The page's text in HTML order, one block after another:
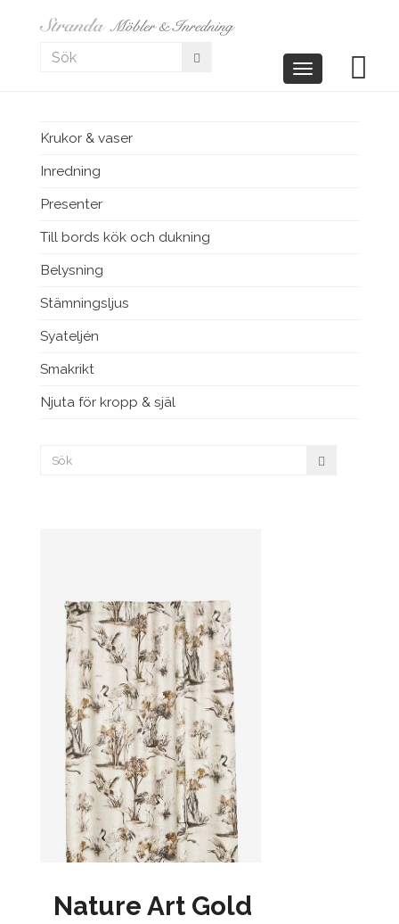
Toggle
Krukor & vaser
Inredning
Presenter
Till bords kök och dukning
Belysning
Stämningsljus
Syateljén
Smakrikt
Njuta för kropp & själ
Nature Art Gold